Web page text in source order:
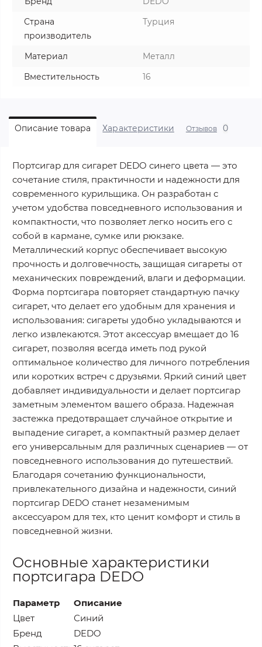
Страна
производитель
Турция
Материал
Металл
Вместительность
16
Описание товара Характеристики Отзывов 0
Портсигар для сигарет DEDO синего цвета — это
сочетание стиля, практичности и надежности для
современного курильщика. Он разработан с
учетом удобства повседневного использования и
компактности, что позволяет легко носить его с
собой в кармане, сумке или рюкзаке.
Металлический корпус обеспечивает высокую
прочность и долговечность, защищая сигареты от
механических повреждений, влаги и деформации.
Форма портсигара повторяет стандартную пачку
сигарет, что делает его удобным для хранения и
использования: сигареты удобно укладываются и
легко извлекаются. Этот аксессуар вмещает до 16
сигарет, позволяя всегда иметь под рукой
оптимальное количество для личного потребления
или коротких встреч с друзьями. Яркий синий цвет
добавляет индивидуальности и делает портсигар
заметным элементом вашего образа. Надежная
застежка предотвращает случайное открытие и
выпадение сигарет, а компактный размер делает
его универсальным для различных сценариев — от
повседневного использования до путешествий.
Благодаря сочетанию функциональности,
привлекательного дизайна и надежности, синий
портсигар DEDO станет незаменимым
аксессуаром для тех, кто ценит комфорт и стиль в
повседневной жизни.
Основные характеристики
портсигара DEDO
Параметр
Описание
Цвет
Синий
Бренд
DEDO